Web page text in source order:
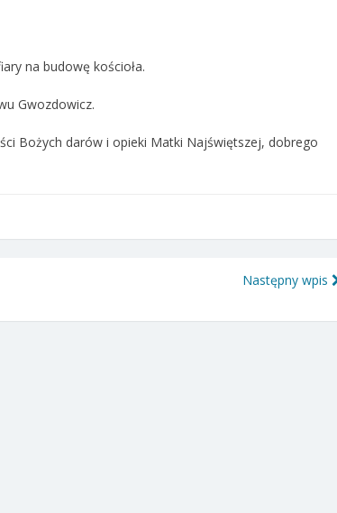
na budowę kościoła.
Gwozdowicz.
Bożych darów i opieki Matki Najświętszej, dobrego
Następny wpis